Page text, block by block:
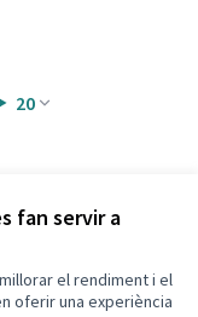
fan servir a
el rendiment i el
oferir una experiència
20